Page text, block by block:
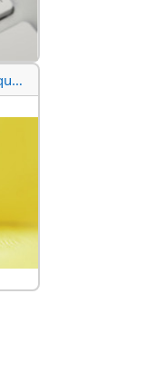
Développer vos compétences numériques